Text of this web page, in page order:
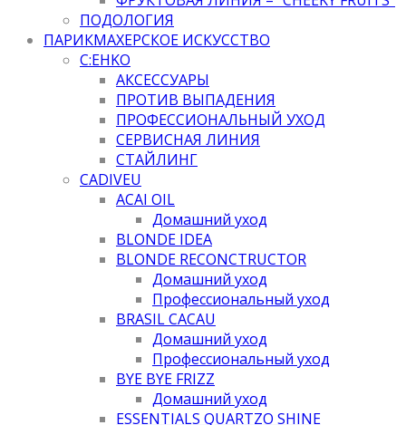
ПОДОЛОГИЯ
ПАРИКМАХЕРСКОЕ ИСКУССТВО
C:EHKO
АКСЕССУАРЫ
ПРОТИВ ВЫПАДЕНИЯ
ПРОФЕССИОНАЛЬНЫЙ УХОД
СЕРВИСНАЯ ЛИНИЯ
СТАЙЛИНГ
CADIVEU
ACAI OIL
Домашний уход
BLONDE IDEA
BLONDE RECONCTRUCTOR
Домашний уход
Профессиональный уход
BRASIL CACAU
Домашний уход
Профессиональный уход
BYE BYE FRIZZ
Домашний уход
ESSENTIALS QUARTZO SHINE